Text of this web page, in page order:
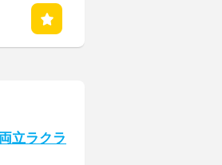
立ラクラ